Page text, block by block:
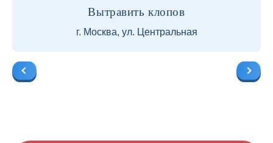
Вытравить клопов
г. Москва, ул. Центральная